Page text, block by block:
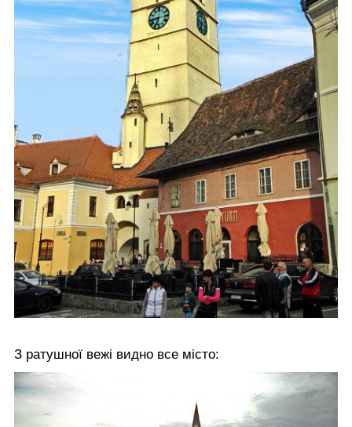
З ратушної вежі видно все місто: